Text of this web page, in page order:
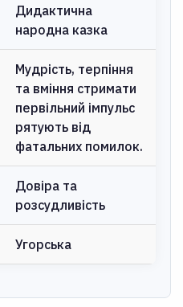
Дидактична
народна казка
Мудрість, терпіння
та вміння стримати
первільний імпульс
рятують від
фатальних помилок.
Довіра та
розсудливість
Угорська